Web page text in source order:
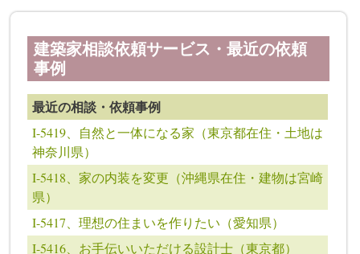
建築家相談依頼サービス・最近の依頼
事例
最近の相談・依頼事例
I-5419、自然と一体になる家（東京都在住・土地は
神奈川県）
I-5418、家の内装を変更（沖縄県在住・建物は宮崎
県）
I-5417、理想の住まいを作りたい（愛知県）
I-5416、お手伝いいただける設計士（東京都）